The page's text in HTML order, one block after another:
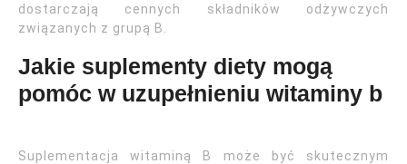
dostarczają cennych składników odżywczych
związanych z grupą B.
Jakie suplementy diety mogą
pomóc w uzupełnieniu witaminy b
Suplementacja witaminą B może być skutecznym